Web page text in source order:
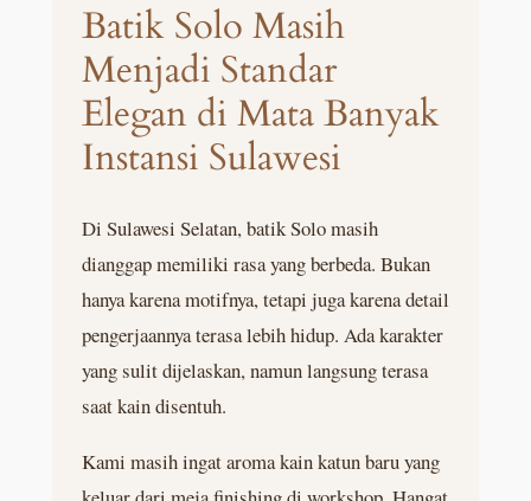
Batik Solo Masih
Menjadi Standar
Elegan di Mata Banyak
Instansi Sulawesi
Di Sulawesi Selatan, batik Solo masih
dianggap memiliki rasa yang berbeda. Bukan
hanya karena motifnya, tetapi juga karena detail
pengerjaannya terasa lebih hidup. Ada karakter
yang sulit dijelaskan, namun langsung terasa
saat kain disentuh.
Kami masih ingat aroma kain katun baru yang